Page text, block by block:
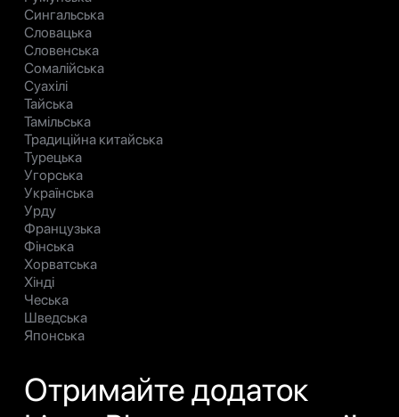
Сингальська
Словацька
Словенська
Сомалійська
Суахілі
Тайська
Тамільська
Традиційна китайська
Турецька
Угорська
Українська
Урду
Французька
Фінська
Хорватська
Хінді
Чеська
Шведська
Японська
Отримайте додаток